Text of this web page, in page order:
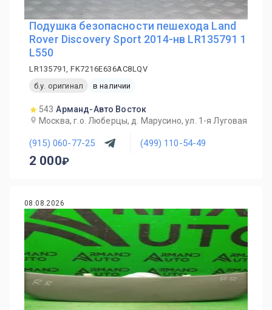
Подушка безопасности пешехода Land
Rover Discovery Sport 2014-нв LR135791 1
L550
LR135791, FK7216E636AC8LQV
б.у. оригинал
в наличии
543 Арманд-Авто Восток
Москва, г.о. Люберцы, д. Марусино, ул. 1-я Луговая
(915) 060-77-25 (499) 110-54-49
2 000
08.08.2026